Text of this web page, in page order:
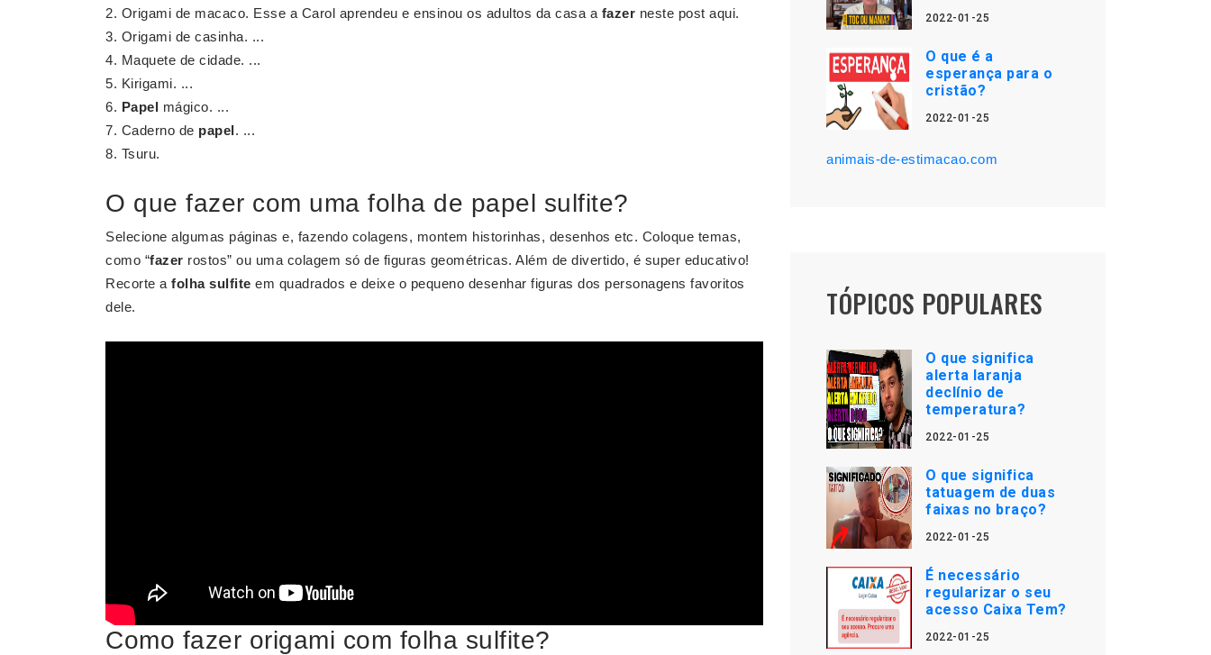
Origami de macaco. Esse a Carol aprendeu e ensinou os adultos da casa a fazer neste post aqui.
Origami de casinha. ...
Maquete de cidade. ...
Kirigami. ...
Papel mágico. ...
Caderno de papel. ...
Tsuru.
O que fazer com uma folha de papel sulfite?
Selecione algumas páginas e, fazendo colagens, montem historinhas, desenhos etc. Coloque temas,
como “fazer rostos” ou uma colagem só de figuras geométricas. Além de divertido, é super educativo!
Recorte a folha sulfite em quadrados e deixe o pequeno desenhar figuras dos personagens favoritos
dele.
Como fazer origami com folha sulfite?
2022-01-25
O que é a
esperança para o
cristão?
2022-01-25
animais-de-estimacao.com
TÓPICOS POPULARES
O que significa
alerta laranja
declínio de
temperatura?
2022-01-25
O que significa
tatuagem de duas
faixas no braço?
2022-01-25
É necessário
regularizar o seu
acesso Caixa Tem?
2022-01-25